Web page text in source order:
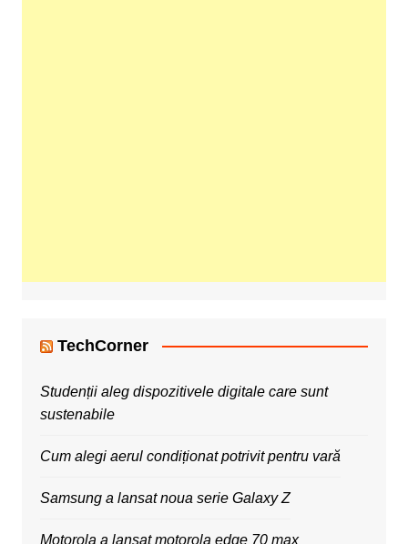
TechCorner
Studenții aleg dispozitivele digitale care sunt
sustenabile
Cum alegi aerul condiționat potrivit pentru vară
Samsung a lansat noua serie Galaxy Z
Motorola a lansat motorola edge 70 max